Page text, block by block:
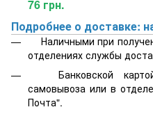
76 грн.
Подробнее о доставке:
Наличными при
отделениях службы
Банковской
самовывоза или в
Почта".